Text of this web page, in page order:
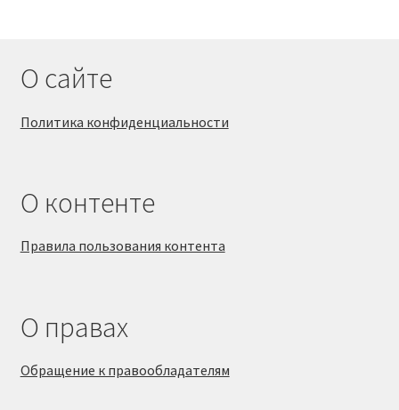
О сайте
Политика конфиденциальности
О контенте
Правила пользования контента
О правах
Обращение к правообладателям